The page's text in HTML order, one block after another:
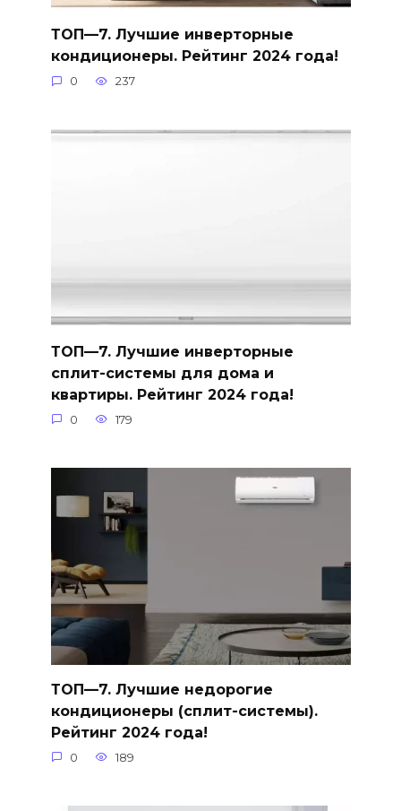
ТОП—7. Лучшие инверторные
кондиционеры. Рейтинг 2024 года!
0 237
ТОП—7. Лучшие инверторные
сплит-системы для дома и
квартиры. Рейтинг 2024 года!
0 179
ТОП—7. Лучшие недорогие
кондиционеры (сплит-системы).
Рейтинг 2024 года!
0 189